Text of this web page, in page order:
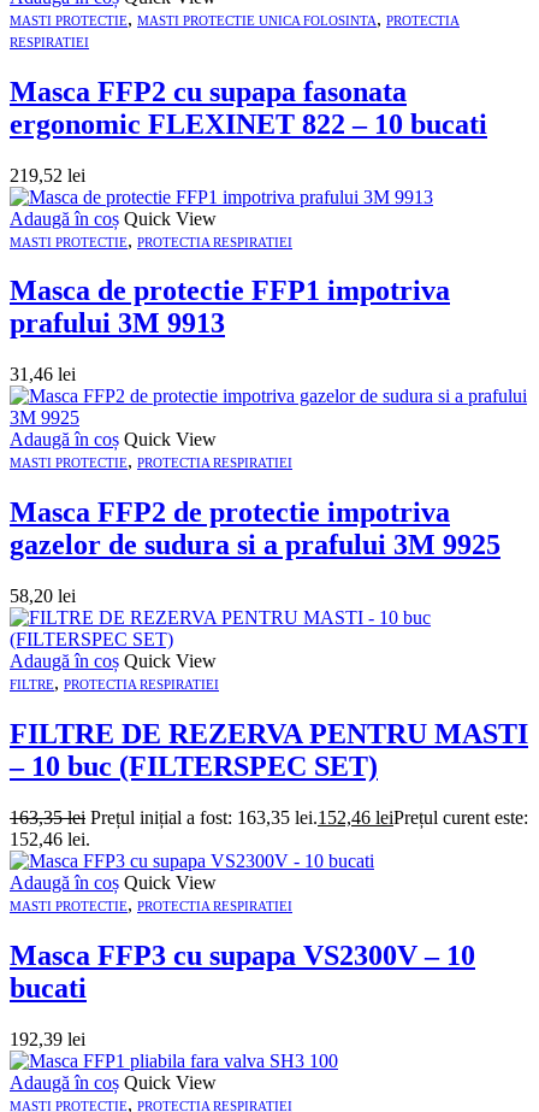
MASTI PROTECTIE, MASTI PROTECTIE UNICA FOLOSINTA, PROTECTIA
RESPIRATIEI
Masca FFP2 cu supapa fasonata
ergonomic FLEXINET 822 – 10 bucati
219,52 lei
Adaugă în coș Quick View
MASTI PROTECTIE, PROTECTIA RESPIRATIEI
Masca de protectie FFP1 impotriva
prafului 3M 9913
31,46 lei
Adaugă în coș Quick View
MASTI PROTECTIE, PROTECTIA RESPIRATIEI
Masca FFP2 de protectie impotriva
gazelor de sudura si a prafului 3M 9925
58,20 lei
Adaugă în coș Quick View
FILTRE, PROTECTIA RESPIRATIEI
FILTRE DE REZERVA PENTRU MASTI
– 10 buc (FILTERSPEC SET)
163,35lei Prețul inițial a fost: 163,35 lei.152,46 leiPrețul curent este:
152,46 lei.
Adaugă în coș Quick View
MASTI PROTECTIE, PROTECTIA RESPIRATIEI
Masca FFP3 cu supapa VS2300V – 10
bucati
192,39 lei
Adaugă în coș Quick View
MASTI PROTECTIE, PROTECTIA RESPIRATIEI